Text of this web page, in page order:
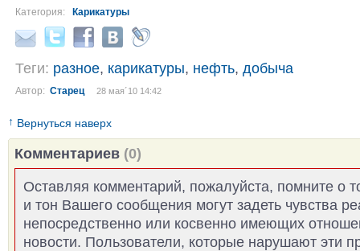
Категория: Карикатуры
Теги: разное, карикатуры, нефть, добыча
Автор: Старец 28 мая´10 14:42
↑ Вернуться наверх
Комментариев (0)
Оставляя комментарий, пожалуйста, помните о
и тон Вашего сообщения могут задеть чувства
непосредственно или косвенно имеющих
новости. Пользователи, которые нарушают эти